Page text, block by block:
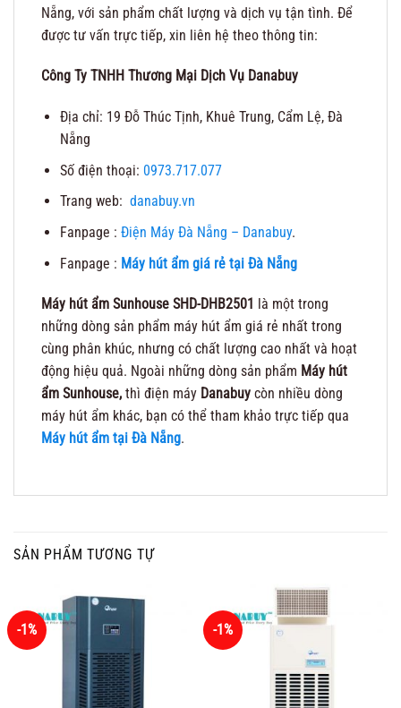
Nẵng, với sản phẩm chất lượng và dịch vụ tận tình. Để
được tư vấn trực tiếp, xin liên hệ theo thông tin:
Công Ty TNHH Thương Mại Dịch Vụ Danabuy
Địa chỉ: 19 Đỗ Thúc Tịnh, Khuê Trung, Cẩm Lệ, Đà
Nẵng
Số điện thoại: 0973.717.077
Trang web: danabuy.vn
Fanpage : Điện Máy Đà Nẵng – Danabuy.
Fanpage : Máy hút ẩm giá rẻ tại Đà Nẵng
Máy hút ẩm Sunhouse SHD-DHB2501
là một trong
những dòng sản phẩm máy hút ẩm giá rẻ nhất trong
cùng phân khúc, nhưng có chất lượng cao nhất và hoạt
động hiệu quả. Ngoài những dòng sản phẩm Máy hút
ẩm Sunhouse, thì điện máy Danabuy còn nhiều dòng
máy hút ẩm khác, bạn có thể tham khảo trực tiếp qua
Máy hút ẩm tại Đà Nẵng.
SẢN PHẨM TƯƠNG TỰ
-1% -1%